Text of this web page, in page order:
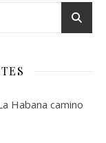
Habana camino